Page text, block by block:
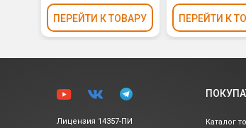
ПЕРЕЙТИ К ТОВАРУ ПЕРЕЙТИ К
Лицензия 14357-ПИ Каталог